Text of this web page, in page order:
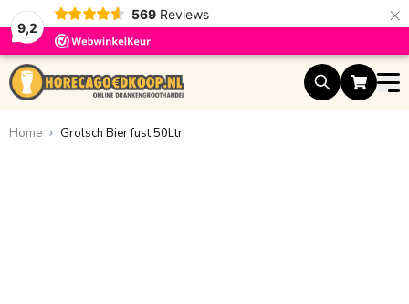
9,2
569 Reviews ×
Ga naar de inhoud
Home Grolsch Bier fust 50Ltr